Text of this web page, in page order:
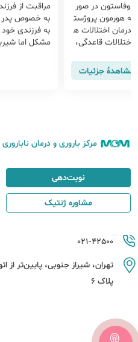
10 یا دوفاستون در صور
هورمون پروژست
درمان اختلالات ه
اختلالات قاعدگی،
مشاهدهٔ جزئیات
مراقبت از
به خصوص پدر
به فرزندی
مشکل اما
مرکز باروری و درمان ناباروری
021-42500
پلاک 6
نوبت‌دهی
مشاوره ژنتیک